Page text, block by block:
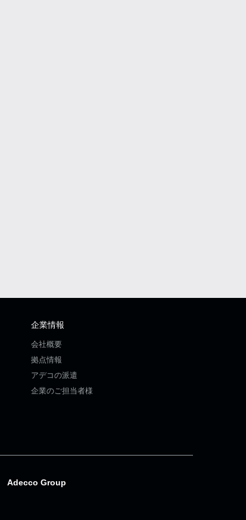
企業情報
会社概要
拠点情報
アデコの派遣
企業のご担当者様
Adecco Group